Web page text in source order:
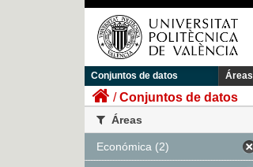
Conjuntos de datos Áreas
Conjuntos de datos
Áreas
Económica (2)